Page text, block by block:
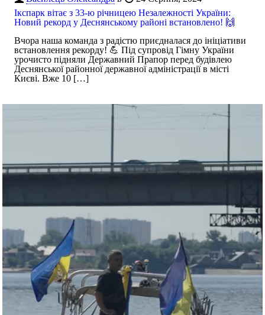
Ікспарк вітає з 33-ю річницею Незалежності України:
Новий рекорд у Деснянському районі встановлено! 🙌
Вчора наша команда з радістю приєдналася до ініціативи
встановлення рекорду! 💪 Під супровід Гімну України
урочисто підняли Державний Прапор перед будівлею
Деснянської районної державної адміністрації в місті
Києві. Вже 10 […]